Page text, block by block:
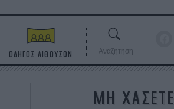
ΟΔΗΓΟΣ ΑΙΘΟΥΣΩΝ Αναζήτηση
ΜΗ ΧΑΣΕΤΕ